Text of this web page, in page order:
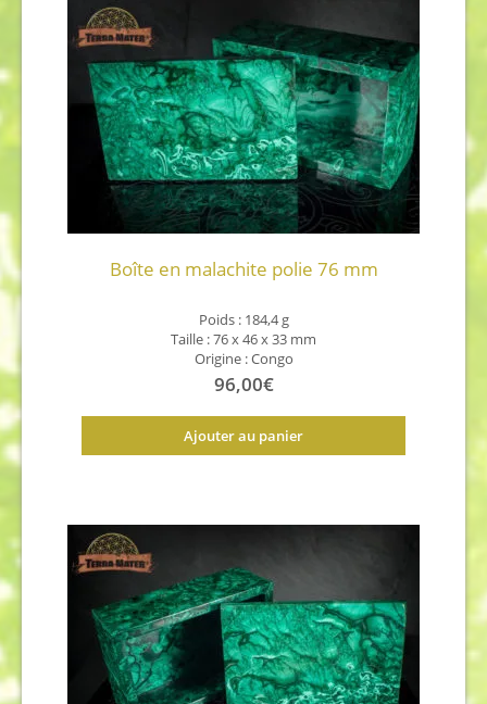
Boîte en malachite polie 76 mm
Poids : 184,4 g
Taille : 76 x 46 x 33 mm
Origine : Congo
96,00€
Ajouter au panier